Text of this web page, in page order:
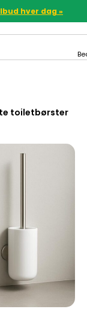
hver dag »
toiletbørster